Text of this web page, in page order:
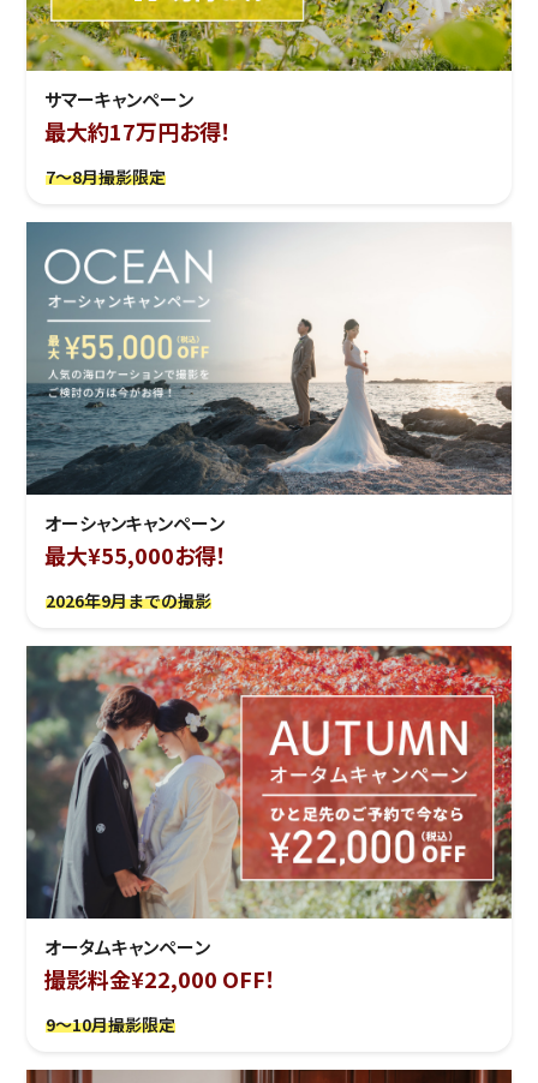
サマーキャンペーン
最大約17万円お得！
7～8月撮影限定
オーシャンキャンペーン
最大¥55,000お得！
2026年9月までの撮影
オータムキャンペーン
撮影料金¥22,000 OFF！
9～10月撮影限定